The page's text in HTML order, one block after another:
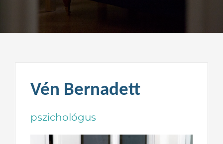
Kapcsolat
Vén Bernadett
pszichológus